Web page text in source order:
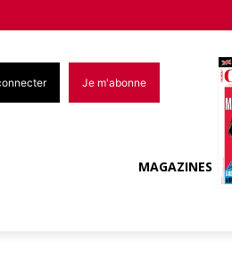
Je m'abonne
MAGAZINES